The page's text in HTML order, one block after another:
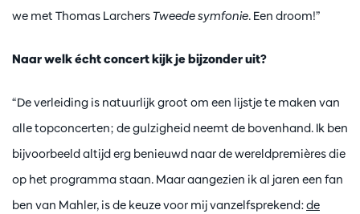
we met Thomas LarchersTweede symfonie. Een droom!”
Naar welk écht concert kijk je bijzonder uit?
“De verleiding is natuurlijk groot om een lijstje te maken van
alle topconcerten; de gulzigheid neemt de bovenhand. Ik ben
bijvoorbeeld altijd erg benieuwd naar de wereldpremières die
op het programma staan. Maar aangezien ik al jaren een fan
ben van Mahler, is de keuze voor mij vanzelfsprekend:de